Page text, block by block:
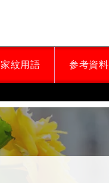
家紋用語 参考資料